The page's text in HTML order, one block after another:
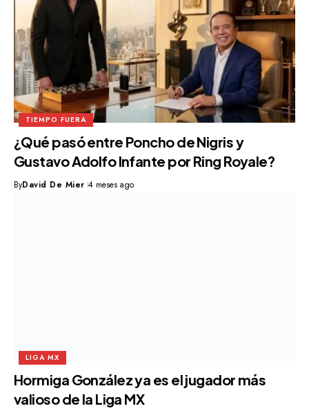
TIEMPO FUERA
¿Qué pasó entre Poncho de Nigris y
Gustavo Adolfo Infante por Ring Royale?
ByDavid De Mier 4 meses ago
LIGA MX
Hormiga González ya es el jugador más
valioso de la Liga MX